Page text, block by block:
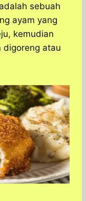
adalah sebuah
ayam yang
kemudian
digoreng atau